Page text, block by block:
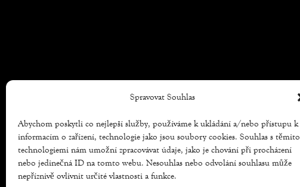
Spravovat Souhlas
Abychom poskytli co nejlepší služby, používáme k ukládání a/nebo přístupu k
informacím o zařízení, technologie jako jsou soubory cookies. Souhlas s těmito
technologiemi nám umožní zpracovávat údaje, jako je chování při procházení
nebo jedinečná ID na tomto webu. Nesouhlas nebo odvolání souhlasu může
nepříznivě ovlivnit určité vlastnosti a funkce.